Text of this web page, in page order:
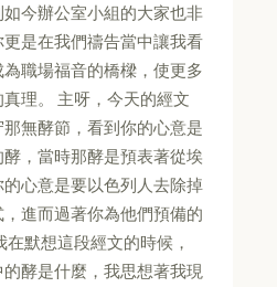
今辦公室小組的大家也非
是在我們禱告當中讓我看
職場福音的橋樑，使更多
理。 主呀，今天的經文
無酵節，看到你的心意是
，當時那酵是預表著從埃
心意是要以色列人去除掉
進而過著你為他們預備的
默想這段經文的時候，
酵是什麼，我思想著我現